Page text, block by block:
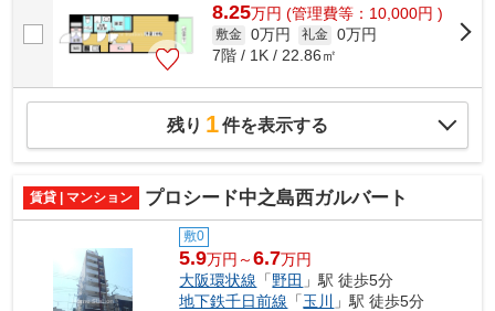
8.25万円 (管理費等：10,000円 )
敷金 0万円 礼金 0万円
7階 / 1K / 22.86㎡
残り 1件を表示する
賃貸 | マンション プロシード中之島西ガルバート
敷0
5.9万円～6.7万円
大阪環状線 「野田 」駅 徒歩5分
地下鉄千日前線 「玉川
」駅 徒歩5分